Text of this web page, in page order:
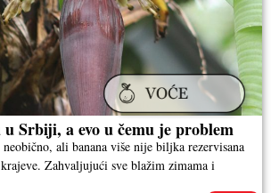
u Srbiji, a evo u čemu je problem
ali banana više nije biljka rezervisana
Zahvaljujući sve blažim zimama i